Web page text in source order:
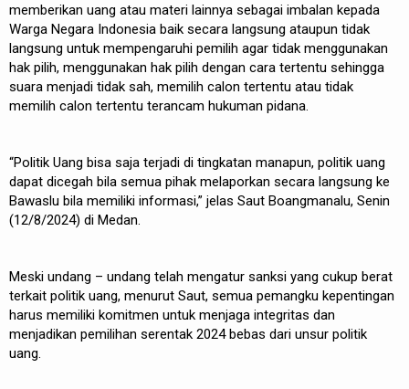
memberikan uang atau materi lainnya sebagai imbalan kepada
Warga Negara Indonesia baik secara langsung ataupun tidak
langsung untuk mempengaruhi pemilih agar tidak menggunakan
hak pilih, menggunakan hak pilih dengan cara tertentu sehingga
suara menjadi tidak sah, memilih calon tertentu atau tidak
memilih calon tertentu terancam hukuman pidana.
“Politik Uang bisa saja terjadi di tingkatan manapun, politik uang
dapat dicegah bila semua pihak melaporkan secara langsung ke
Bawaslu bila memiliki informasi,” jelas Saut Boangmanalu, Senin
(12/8/2024) di Medan.
Meski undang – undang telah mengatur sanksi yang cukup berat
terkait politik uang, menurut Saut, semua pemangku kepentingan
harus memiliki komitmen untuk menjaga integritas dan
menjadikan pemilihan serentak 2024 bebas dari unsur politik
uang.